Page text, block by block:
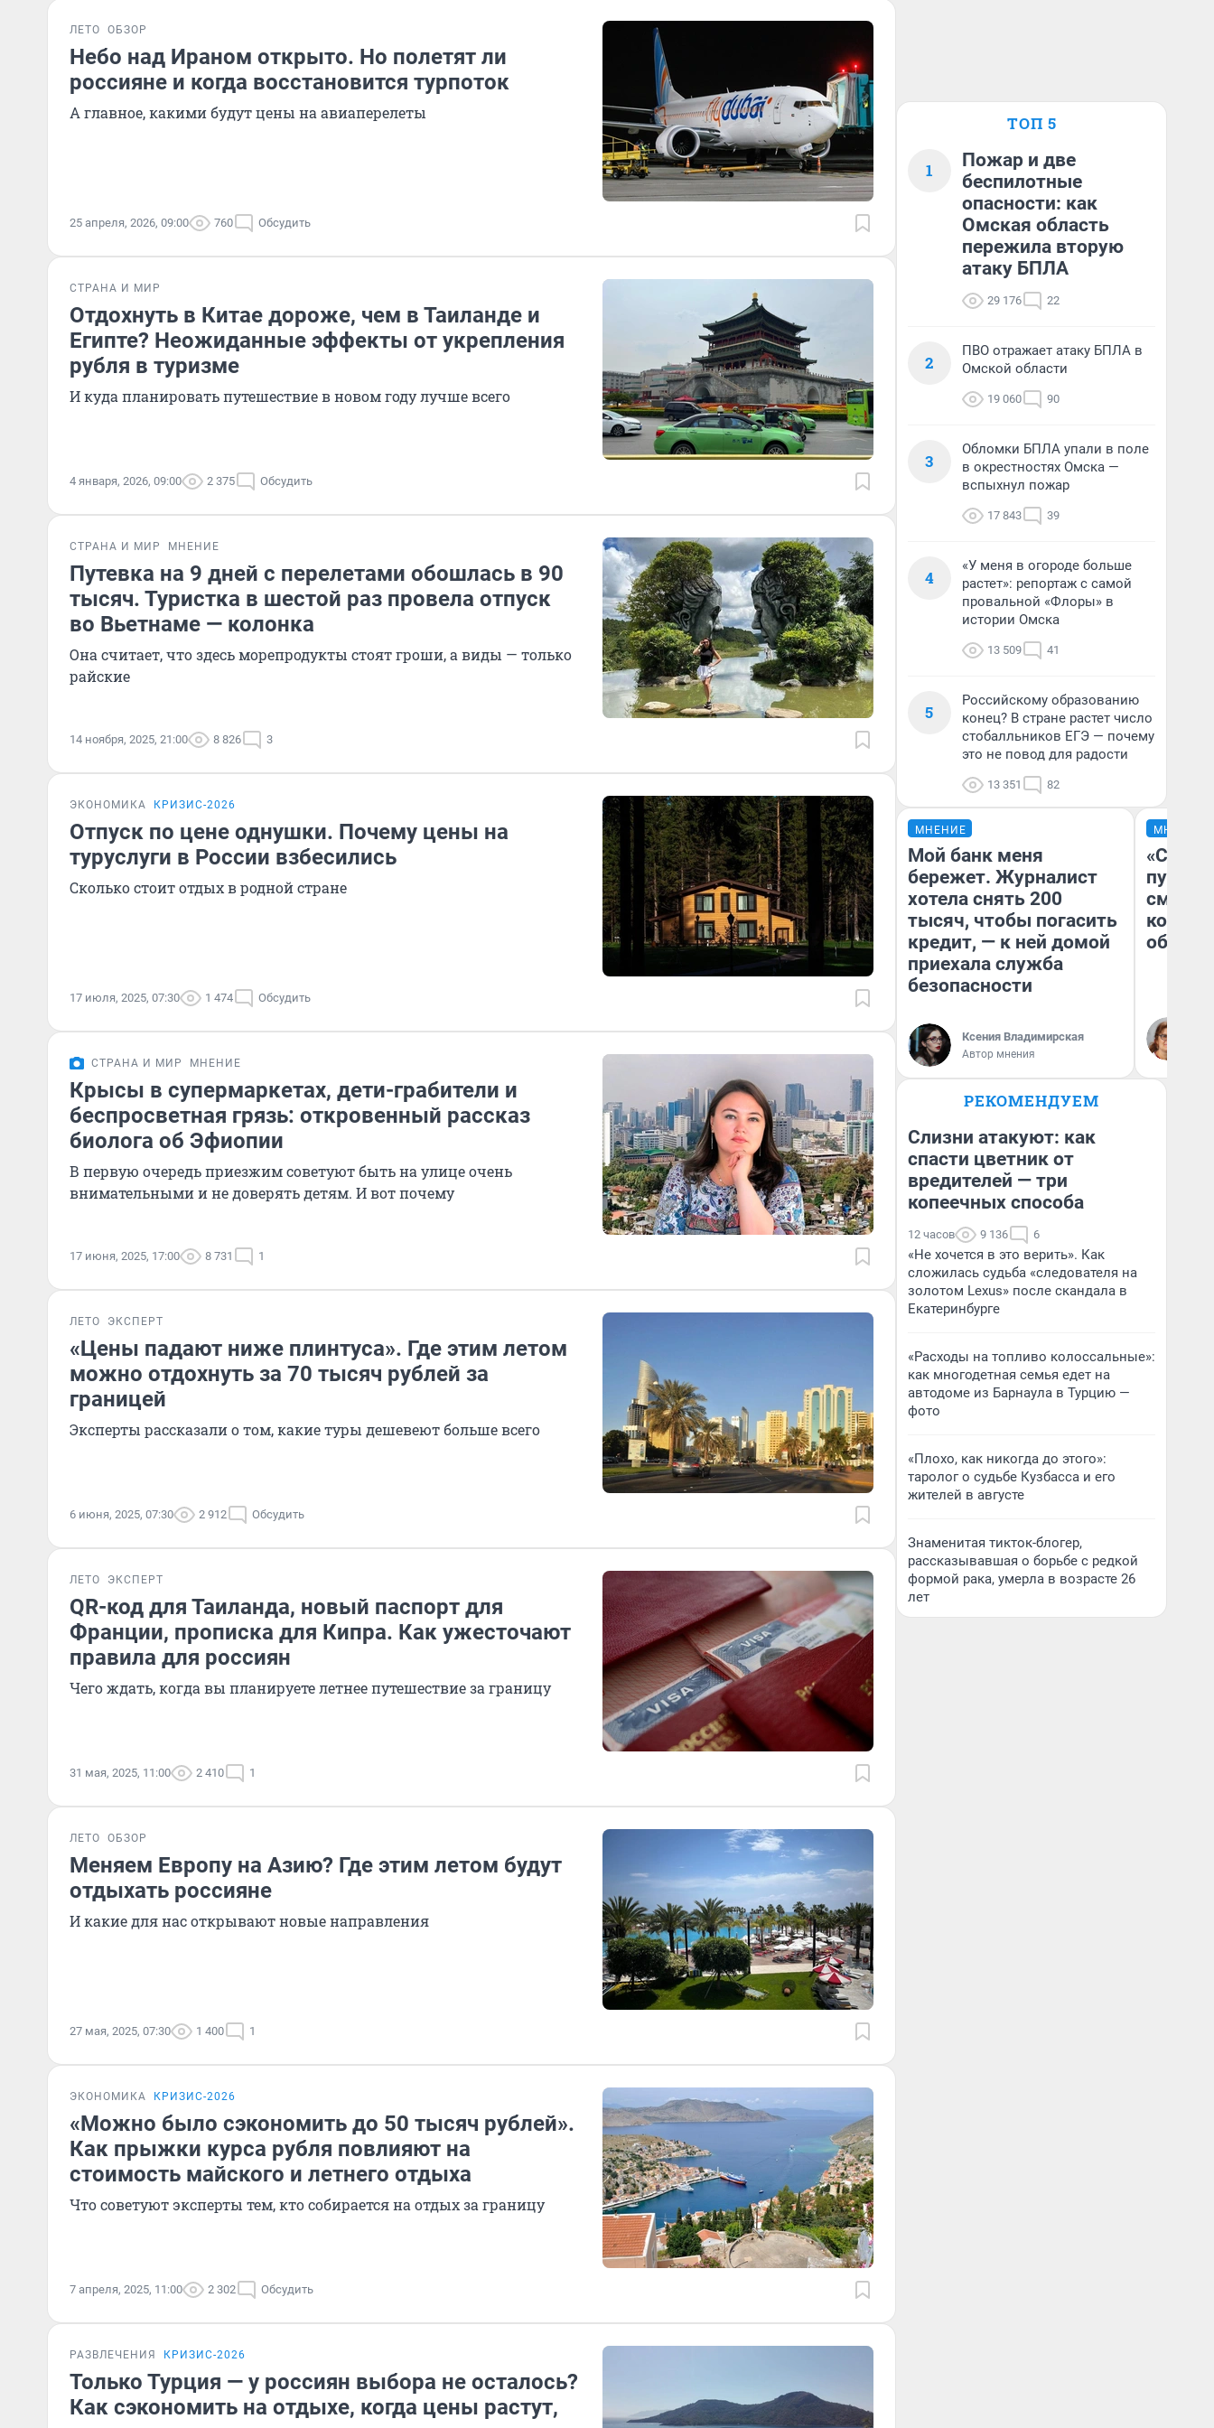
ЛЕТО ОБЗОР
Небо над Ираном открыто. Но полетят ли
россияне и когда восстановится турпоток
А главное, какими будут цены на авиаперелеты
25 апреля, 2026, 09:00 760 Обсудить
СТРАНА И МИР
Отдохнуть в Китае дороже, чем в Таиланде и
Египте? Неожиданные эффекты от укрепления
рубля в туризме
И куда планировать путешествие в новом году лучше всего
4 января, 2026, 09:00 2 375 Обсудить
СТРАНА И МИР МНЕНИЕ
Путевка на 9 дней с перелетами обошлась в 90
тысяч. Туристка в шестой раз провела отпуск
во Вьетнаме — колонка
Она считает, что здесь морепродукты стоят гроши, а виды — только
райские
14 ноября, 2025, 21:00 8 826 3
ЭКОНОМИКА КРИЗИС-2026
Отпуск по цене однушки. Почему цены на
туруслуги в России взбесились
Сколько стоит отдых в родной стране
17 июля, 2025, 07:30 1 474 Обсудить
СТРАНА И МИР МНЕНИЕ
Крысы в супермаркетах, дети-грабители и
беспросветная грязь: откровенный рассказ
биолога об Эфиопии
В первую очередь приезжим советуют быть на улице очень
внимательными и не доверять детям. И вот почему
17 июня, 2025, 17:00 8 731 1
ЛЕТО ЭКСПЕРТ
«Цены падают ниже плинтуса». Где этим летом
можно отдохнуть за 70 тысяч рублей за
границей
Эксперты рассказали о том, какие туры дешевеют больше всего
6 июня, 2025, 07:30 2 912 Обсудить
ЛЕТО ЭКСПЕРТ
QR-код для Таиланда, новый паспорт для
Франции, прописка для Кипра. Как ужесточают
правила для россиян
Чего ждать, когда вы планируете летнее путешествие за границу
31 мая, 2025, 11:00 2 410 1
ЛЕТО ОБЗОР
Меняем Европу на Азию? Где этим летом будут
отдыхать россияне
И какие для нас открывают новые направления
27 мая, 2025, 07:30 1 400 1
ЭКОНОМИКА КРИЗИС-2026
«Можно было сэкономить до 50 тысяч рублей».
Как прыжки курса рубля повлияют на
стоимость майского и летнего отдыха
Что советуют эксперты тем, кто собирается на отдых за границу
7 апреля, 2025, 11:00 2 302 Обсудить
РАЗВЛЕЧЕНИЯ КРИЗИС-2026
Только Турция — у россиян выбора не осталось?
Как сэкономить на отдыхе, когда цены растут,
ТОП 5
1
Пожар и две
беспилотные
опасности: как
Омская область
пережила вторую
атаку БПЛА
29 176 22
2
ПВО отражает атаку БПЛА в
Омской области
19 060 90
3
Обломки БПЛА упали в поле
в окрестностях Омска —
вспыхнул пожар
17 843 39
4
«У меня в огороде больше
растет»: репортаж с самой
провальной «Флоры» в
истории Омска
13 509 41
5
Российскому образованию
конец? В стране растет число
стобалльников ЕГЭ — почему
это не повод для радости
13 351 82
МНЕНИЕ
Мой банк меня
бережет. Журналист
хотела снять 200
тысяч, чтобы погасить
кредит, — к ней домой
приехала служба
безопасности
Ксения Владимирская
Автор мнения
МНЕНИЕ
РЕКОМЕНДУЕМ
Слизни атакуют: как
спасти цветник от
вредителей — три
копеечных способа
12 часов 9 136 6
«Не хочется в это верить». Как
сложилась судьба «следователя на
золотом Lexus» после скандала в
Екатеринбурге
«Расходы на топливо колоссальные»:
как многодетная семья едет на
автодоме из Барнаула в Турцию —
фото
«Плохо, как никогда до этого»:
таролог о судьбе Кузбасса и его
жителей в августе
Знаменитая тикток-блогер,
рассказывавшая о борьбе с редкой
формой рака, умерла в возрасте 26
лет